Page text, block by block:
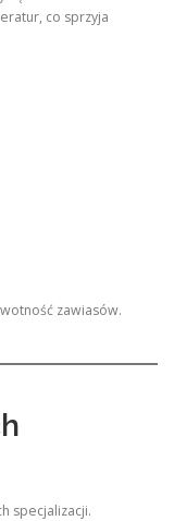
co sprzyja
zawiasów.
specjalizacji.